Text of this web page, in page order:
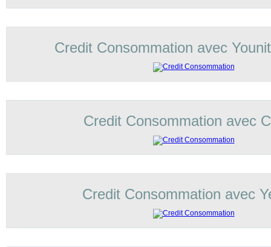
Credit Consommation avec
Credit Consommation avec
Credit Consommation avec